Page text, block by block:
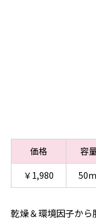
価格 容
￥1,980
乾燥＆環境因子から